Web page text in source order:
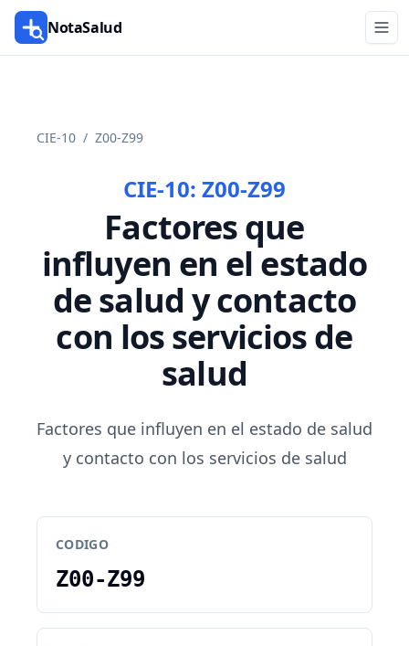
NotaSalud
CIE-10 / Z00-Z99
CIE-10: Z00-Z99
Factores que
influyen en el estado
de salud y contacto
con los servicios de
salud
Factores que influyen en el estado de salud
y contacto con los servicios de salud
CODIGO
Z00-Z99